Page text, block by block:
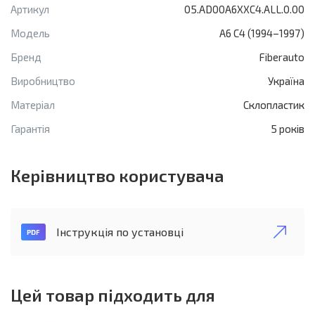
Артикул
05.AD00A6XXC4.ALL.0.00
Модель
A6 C4 (1994–1997)
Бренд
Fiberauto
Виробництво
Україна
Матеріал
Склопластик
Гарантія
5 років
Керівництво користувача
Інструкція по установці
Цей товар підходить для